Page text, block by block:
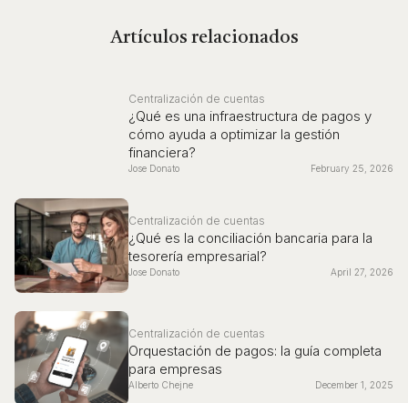
Artículos relacionados
Centralización de cuentas
¿Qué es una infraestructura de pagos y
cómo ayuda a optimizar la gestión
financiera?
Jose Donato February 25, 2026
Centralización de cuentas
¿Qué es la conciliación bancaria para la
tesorería empresarial?
Jose Donato April 27, 2026
Centralización de cuentas
Orquestación de pagos: la guía completa
para empresas
Alberto Chejne December 1, 2025